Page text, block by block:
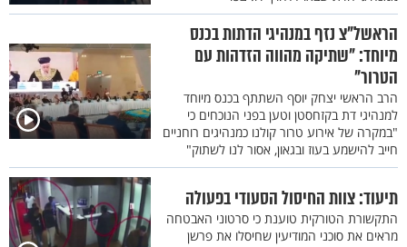
הראשל"צ נזף במנהיגי הדתות בכנס
מיוחד: "שתיקה מהווה הזדהות עם
הטרור"
הרב הראשי יצחק יוסף השתתף בכנס מיוחד
למנהיגי דת בקזחסטן וטען בפני הנוכחים כי
"במקרה של אירוע טרור קולנו כמנהיגים רוחניים
חייב להישמע בעוז ובגאון, אסור לנו לשתוק"
תיעוד: צוות החיסול הסעודי בפעולה
התקשורת הטורקית טוענת כי סרטוני האבטחה
מראים את סוכני המודיעין שחיסלו את פרשן